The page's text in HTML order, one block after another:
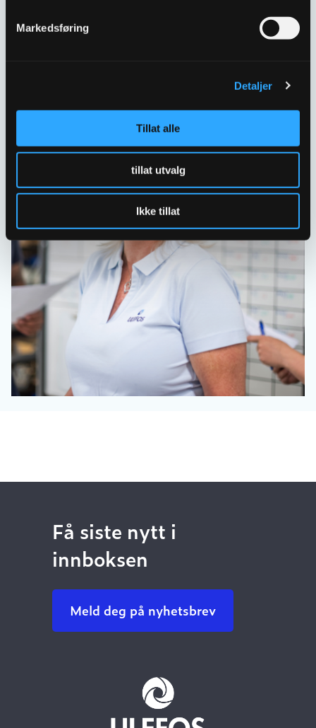
Markedsføring
Detaljer
Tillat alle
tillat utvalg
Ikke tillat
Få siste nytt i
innboksen
Meld deg på nyhetsbrev